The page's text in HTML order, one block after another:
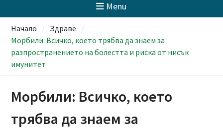
Menu
Начало
Здраве
Морбили: Всичко, което трябва да знаем за
разпространението на болестта и риска от нисък
имунитет
Морбили: Всичко, което
трябва да знаем за